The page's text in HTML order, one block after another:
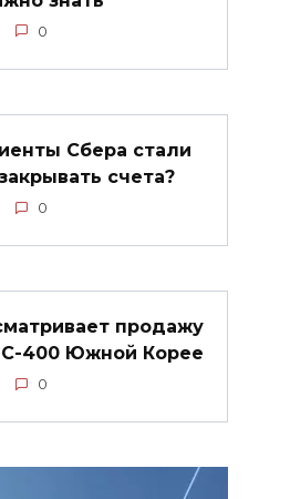
0
Сбера стали
счета?
0
продажу
С-400 Южной Корее
0